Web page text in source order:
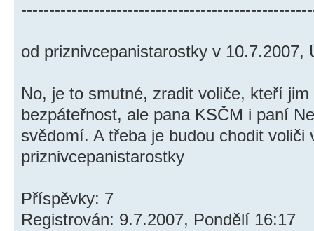
od priznivcepanistarostky v 10.7.2007,
No, je to smutné, zradit voliče, kteří
bezpáteřnost, ale pana KSČM i paní
svědomí. A třeba je budou chodit voliči
priznivcepanistarostky
Příspěvky: 7
Registrován: 9.7.2007, Pondělí 16:17